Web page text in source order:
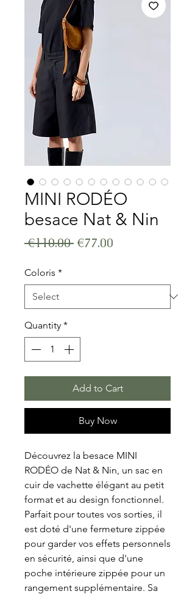
MINI RODÉO
besace Nat & Nin
€110.00 Regular Price
€77.00
Coloris *
Quantity *
Add to Cart
Buy Now
Découvrez la besace MINI
RODÉO de Nat & Nin, un sac en
cuir de vachette élégant au petit
format et au design fonctionnel.
Parfait pour toutes vos sorties, il
est doté d'une fermeture zippée
pour garder vos effets personnels
en sécurité, ainsi que d'une
poche intérieure zippée pour un
rangement supplémentaire. Sa